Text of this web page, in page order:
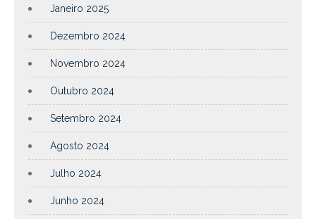
Janeiro 2025
Dezembro 2024
Novembro 2024
Outubro 2024
Setembro 2024
Agosto 2024
Julho 2024
Junho 2024